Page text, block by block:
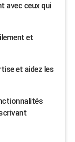
avec ceux qui
et
et aidez les